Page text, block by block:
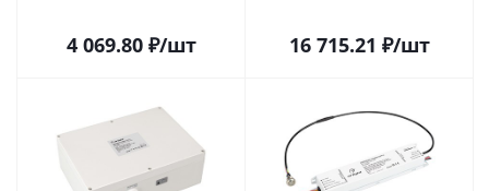
4 069.80₽/шт 16 715.21 ₽/шт